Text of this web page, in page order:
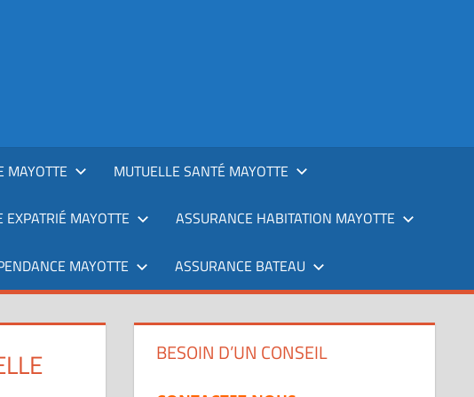
MAYOTTE MUTUELLE SANTÉ MAYOTTE
EXPATRIÉ MAYOTTE ASSURANCE HABITATION MAYOTTE
MAYOTTE ASSURANCE BATEAU
BESOIN D’UN CONSEIL